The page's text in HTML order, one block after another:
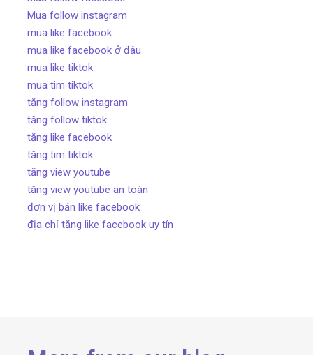
Mua follow instagram
mua like facebook
mua like facebook ở đâu
mua like tiktok
mua tim tiktok
tăng follow instagram
tăng follow tiktok
tăng like facebook
tăng tim tiktok
tăng view youtube
tăng view youtube an toàn
đơn vị bán like facebook
địa chỉ tăng like facebook uy tín